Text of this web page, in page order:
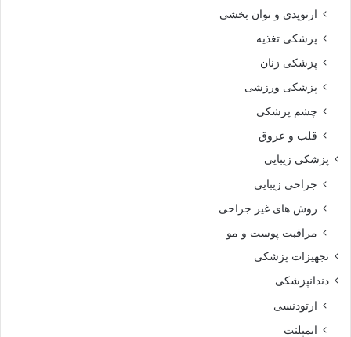
ارتوپدی و توان بخشی
پزشکی تغذیه
پزشکی زنان
پزشکی ورزشی
چشم پزشکی
قلب و عروق
پزشکی زیبایی
جراحی زیبایی
روش های غیر جراحی
مراقبت پوست و مو
تجهیزات پزشکی
دندانپزشکی
ارتودنسی
ایمپلنت